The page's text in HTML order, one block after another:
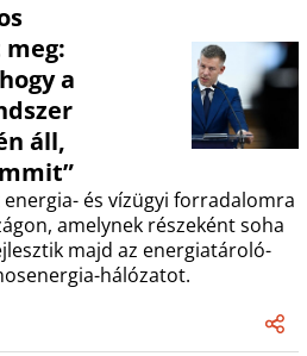
a
áll,
és vízügyi forradalomra
amelynek részeként soha
majd az energiatároló-
hálózatot.